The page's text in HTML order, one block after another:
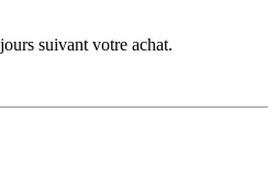
suivant votre achat.